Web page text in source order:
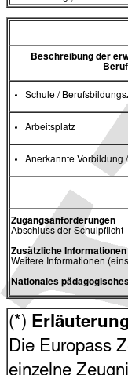
Beschreibung der
Schule /
Arbeitsplatz
Anerkannte Vorbildung
Zugangsanforderungen
Abschluss der Schulpflicht
Zusätzliche Informationen
Weitere Informationen
Nationales
(*) Erläuterung
Die Europass